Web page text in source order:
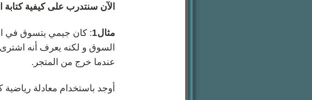
الآن سنتدرب على كيفية كتابة
مثال1
: كان جيمي يتسوق في
عندما خرج من المتجر.
أوجد باستخدام معادلة